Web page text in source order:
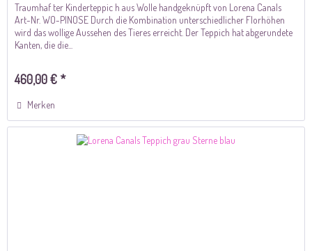
Traumhaf ter Kinderteppic h aus Wolle handgeknüpft von Lorena Canals
Art-Nr. WO-PINOSE Durch die Kombination unterschiedlicher Florhöhen
wird das wollige Aussehen des Tieres erreicht. Der Teppich hat abgerundete
Kanten, die die...
460,00 € *
Merken